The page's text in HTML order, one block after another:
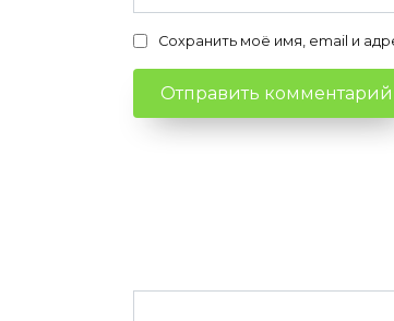
Сохранить моё имя, email и